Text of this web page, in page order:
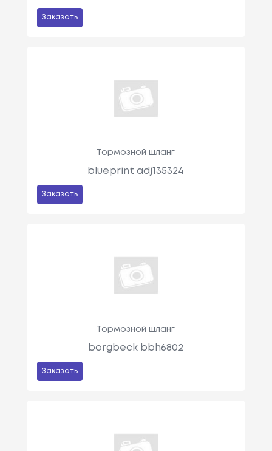
Заказать
Тормозной шланг
blueprint adj135324
Заказать
Тормозной шланг
borgbeck bbh6802
Заказать